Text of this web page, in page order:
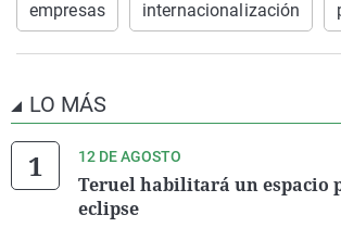
empresas internacionalización
LO MÁS
12 DE AGOSTO
Teruel habilitará un espacio
eclipse